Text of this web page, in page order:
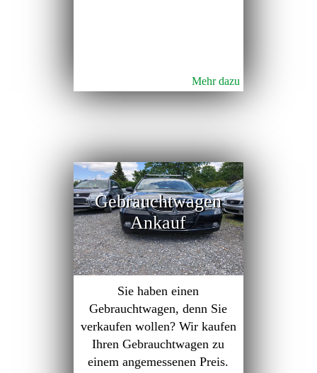
Mehr dazu
Gebrauchtwagen
Ankauf
Sie haben einen
Gebrauchtwagen, denn Sie
verkaufen wollen? Wir kaufen
Ihren Gebrauchtwagen zu
einem angemessenen Preis.